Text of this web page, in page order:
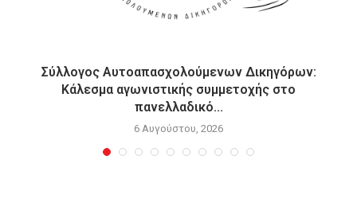
Σύλλογος Αυτοαπασχολούμενων Δικηγόρων:
Κάλεσμα αγωνιστικής συμμετοχής στο
πανελλαδικό...
6 Αυγούστου, 2026